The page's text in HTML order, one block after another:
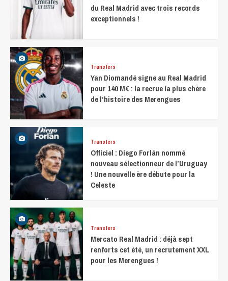
du Real Madrid avec trois records
exceptionnels !
Transfers
Yan Diomandé signe au Real Madrid
pour 140 M€ : la recrue la plus chère
de l’histoire des Merengues
Transfers
Officiel : Diego Forlán nommé
nouveau sélectionneur de l’Uruguay
! Une nouvelle ère débute pour la
Celeste
Transfers
Mercato Real Madrid : déjà sept
renforts cet été, un recrutement XXL
pour les Merengues !